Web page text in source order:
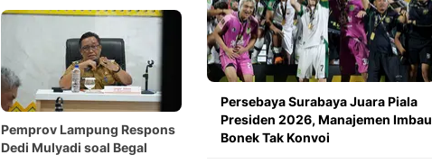
Pemprov Lampung Respons
Dedi Mulyadi soal Begal
Persebaya Surabaya Juara Piala
Presiden 2026, Manajemen Imbau
Bonek Tak Konvoi